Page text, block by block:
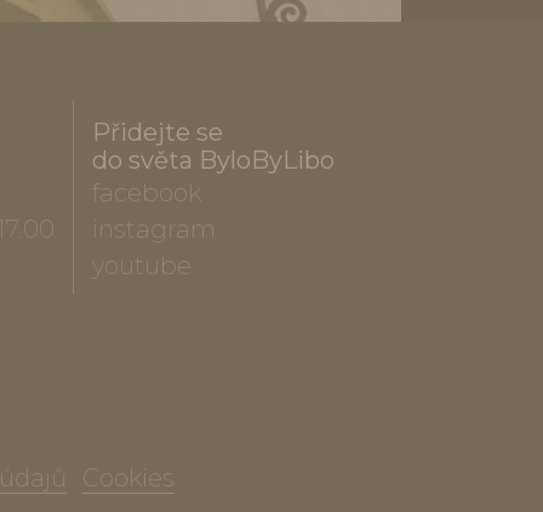
Přidejte se
do světa ByloByLibo
facebook
instagram
youtube
Cookies